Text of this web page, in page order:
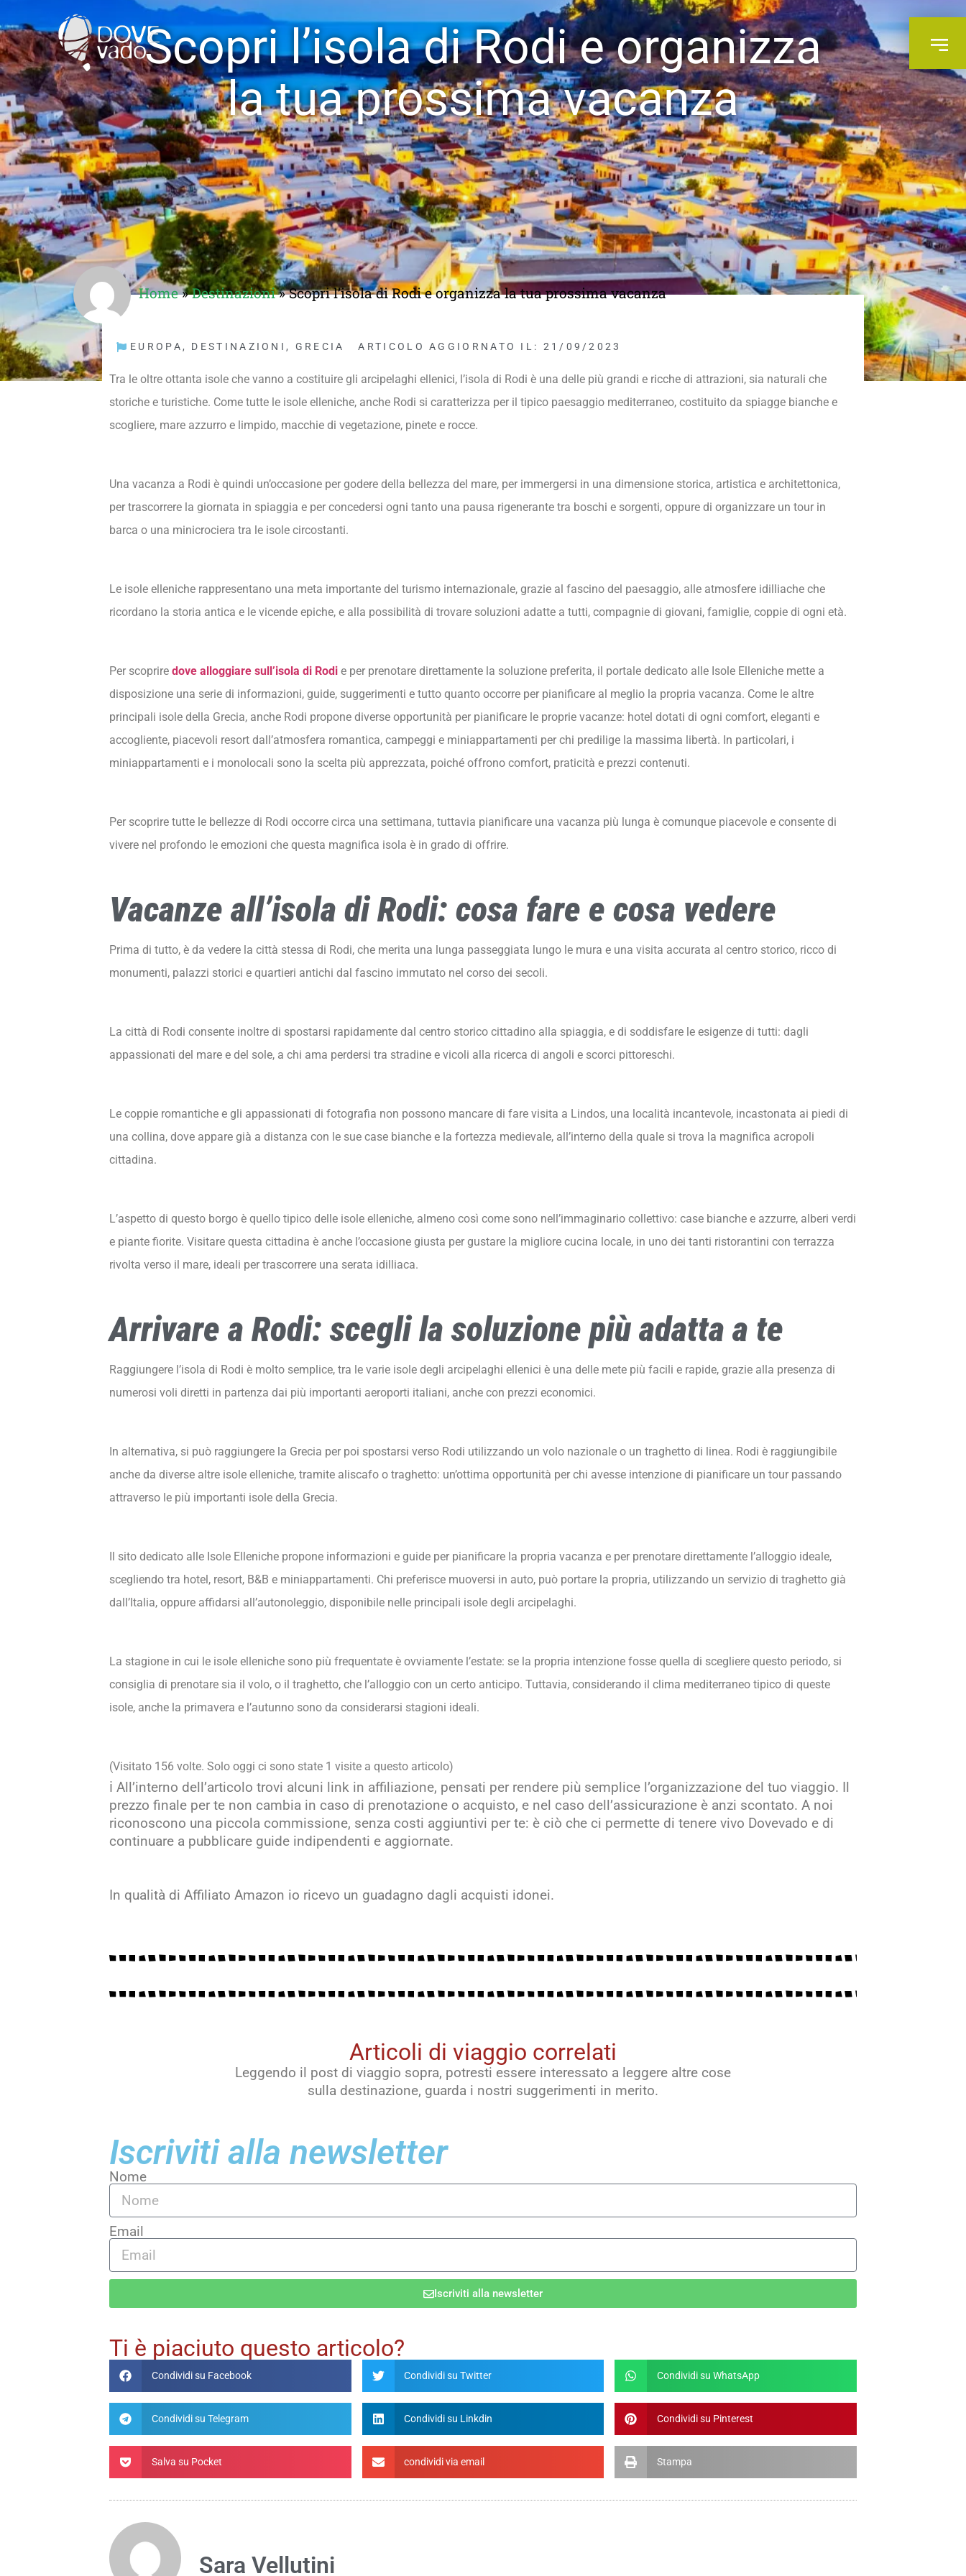
Scopri l’isola di Rodi e organizza
la tua prossima vacanza
Home»Destinazioni»Scopri l’isola di Rodi e organizza la tua prossima vacanza
EUROPA, DESTINAZIONI, GRECIA ARTICOLO AGGIORNATO IL: 21/09/2023
Tra le oltre ottanta isole che vanno a costituire gli arcipelaghi ellenici, l’isola di Rodi è una delle più grandi e ricche di attrazioni, sia naturali che
storiche e turistiche. Come tutte le isole elleniche, anche Rodi si caratterizza per il tipico paesaggio mediterraneo, costituito da spiagge bianche e
scogliere, mare azzurro e limpido, macchie di vegetazione, pinete e rocce.
Una vacanza a Rodi è quindi un’occasione per godere della bellezza del mare, per immergersi in una dimensione storica, artistica e architettonica,
per trascorrere la giornata in spiaggia e per concedersi ogni tanto una pausa rigenerante tra boschi e sorgenti, oppure di organizzare un tour in
barca o una minicrociera tra le isole circostanti.
Le isole elleniche rappresentano una meta importante del turismo internazionale, grazie al fascino del paesaggio, alle atmosfere idilliache che
ricordano la storia antica e le vicende epiche, e alla possibilità di trovare soluzioni adatte a tutti, compagnie di giovani, famiglie, coppie di ogni età.
Per scoprire dove alloggiare sull’isola di Rodi e per prenotare direttamente la soluzione preferita, il portale dedicato alle Isole Elleniche mette a
disposizione una serie di informazioni, guide, suggerimenti e tutto quanto occorre per pianificare al meglio la propria vacanza. Come le altre
principali isole della Grecia, anche Rodi propone diverse opportunità per pianificare le proprie vacanze: hotel dotati di ogni comfort, eleganti e
accogliente, piacevoli resort dall’atmosfera romantica, campeggi e miniappartamenti per chi predilige la massima libertà. In particolari, i
miniappartamenti e i monolocali sono la scelta più apprezzata, poiché offrono comfort, praticità e prezzi contenuti.
Per scoprire tutte le bellezze di Rodi occorre circa una settimana, tuttavia pianificare una vacanza più lunga è comunque piacevole e consente di
vivere nel profondo le emozioni che questa magnifica isola è in grado di offrire.
Vacanze all’isola di Rodi: cosa fare e cosa vedere
Prima di tutto, è da vedere la città stessa di Rodi, che merita una lunga passeggiata lungo le mura e una visita accurata al centro storico, ricco di
monumenti, palazzi storici e quartieri antichi dal fascino immutato nel corso dei secoli.
La città di Rodi consente inoltre di spostarsi rapidamente dal centro storico cittadino alla spiaggia, e di soddisfare le esigenze di tutti: dagli
appassionati del mare e del sole, a chi ama perdersi tra stradine e vicoli alla ricerca di angoli e scorci pittoreschi.
Le coppie romantiche e gli appassionati di fotografia non possono mancare di fare visita a Lindos, una località incantevole, incastonata ai piedi di
una collina, dove appare già a distanza con le sue case bianche e la fortezza medievale, all’interno della quale si trova la magnifica acropoli
cittadina.
L’aspetto di questo borgo è quello tipico delle isole elleniche, almeno così come sono nell’immaginario collettivo: case bianche e azzurre, alberi verdi
e piante fiorite. Visitare questa cittadina è anche l’occasione giusta per gustare la migliore cucina locale, in uno dei tanti ristorantini con terrazza
rivolta verso il mare, ideali per trascorrere una serata idilliaca.
Arrivare a Rodi: scegli la soluzione più adatta a te
Raggiungere l’isola di Rodi è molto semplice, tra le varie isole degli arcipelaghi ellenici è una delle mete più facili e rapide, grazie alla presenza di
numerosi voli diretti in partenza dai più importanti aeroporti italiani, anche con prezzi economici.
In alternativa, si può raggiungere la Grecia per poi spostarsi verso Rodi utilizzando un volo nazionale o un traghetto di linea. Rodi è raggiungibile
anche da diverse altre isole elleniche, tramite aliscafo o traghetto: un’ottima opportunità per chi avesse intenzione di pianificare un tour passando
attraverso le più importanti isole della Grecia.
Il sito dedicato alle Isole Elleniche propone informazioni e guide per pianificare la propria vacanza e per prenotare direttamente l’alloggio ideale,
scegliendo tra hotel, resort, B&B e miniappartamenti. Chi preferisce muoversi in auto, può portare la propria, utilizzando un servizio di traghetto già
dall’Italia, oppure affidarsi all’autonoleggio, disponibile nelle principali isole degli arcipelaghi.
La stagione in cui le isole elleniche sono più frequentate è ovviamente l’estate: se la propria intenzione fosse quella di scegliere questo periodo, si
consiglia di prenotare sia il volo, o il traghetto, che l’alloggio con un certo anticipo. Tuttavia, considerando il clima mediterraneo tipico di queste
isole, anche la primavera e l’autunno sono da considerarsi stagioni ideali.
(Visitato 156 volte. Solo oggi ci sono state 1 visite a questo articolo)
ℹ️ All’interno dell’articolo trovi alcuni link in affiliazione, pensati per rendere più semplice l’organizzazione del tuo viaggio. Il
prezzo finale per te non cambia in caso di prenotazione o acquisto, e nel caso dell’assicurazione è anzi scontato. A noi
riconoscono una piccola commissione, senza costi aggiuntivi per te: è ciò che ci permette di tenere vivo Dovevado e di
continuare a pubblicare guide indipendenti e aggiornate.
In qualità di Affiliato Amazon io ricevo un guadagno dagli acquisti idonei.
Articoli di viaggio correlati
Leggendo il post di viaggio sopra, potresti essere interessato a leggere altre cose
sulla destinazione, guarda i nostri suggerimenti in merito.
Iscriviti alla newsletter
Nome
Email
Iscriviti alla newsletter
Ti è piaciuto questo articolo?
Condividi su Facebook Condividi su Twitter Condividi su WhatsApp
Condividi su Telegram Condividi su Linkdin Condividi su Pinterest
Salva su Pocket condividi via email Stampa
Sara Vellutini